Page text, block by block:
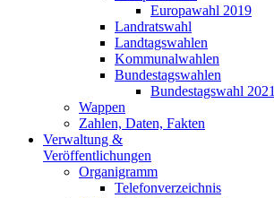
Europawahl 2019
Landratswahl
Landtagswahlen
Kommunalwahlen
Bundestagswahlen
Bundestagswahl 2021
Wappen
Zahlen, Daten, Fakten
Verwaltung &
Veröffentlichungen
Organigramm
Telefonverzeichnis